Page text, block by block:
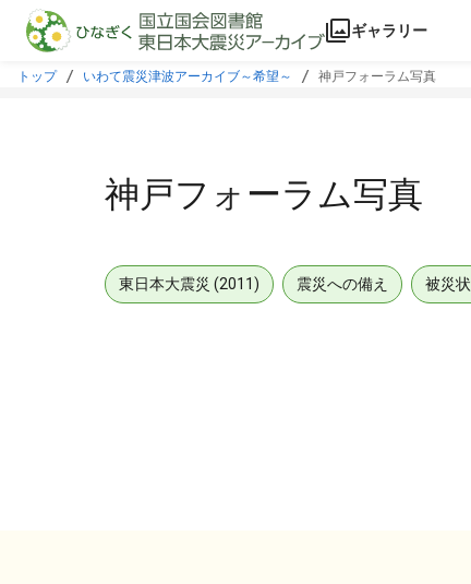
本文に飛ぶ
ギャラリー
トップ いわて震災津波アーカイブ～希望～ 神戸フォーラム写真
神戸フォーラム写真
東日本大震災 (2011) 震災への備え 被災